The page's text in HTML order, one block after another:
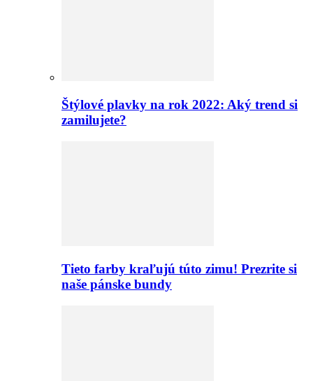
Štýlové plavky na rok 2022: Aký trend si
zamilujete?
Tieto farby kraľujú túto zimu! Prezrite si
naše pánske bundy